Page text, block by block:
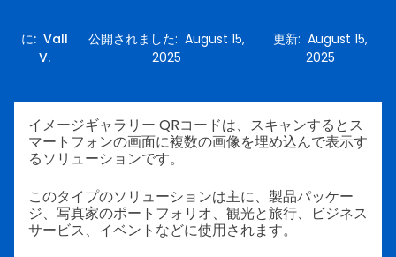
に: Vall
V.
公開されました: August 15,
2025
更新: August 15,
2025
イメージギャラリー QRコードは、スキャンするとス
マートフォンの画面に複数の画像を埋め込んで表示す
るソリューションです。
このタイプのソリューションは主に、製品パッケー
ジ、写真家のポートフォリオ、観光と旅行、ビジネス
サービス、イベントなどに使用されます。